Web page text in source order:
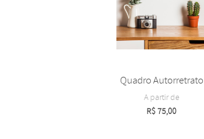
Quadro Autorretrato
A partir de
R$75,00